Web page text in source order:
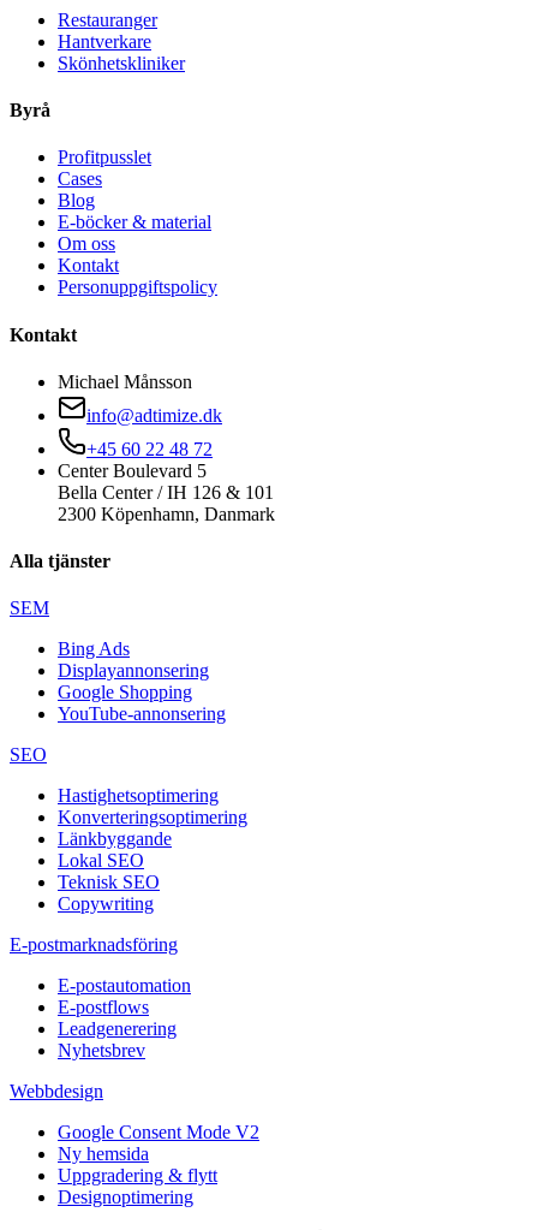
Restauranger
Hantverkare
Skönhetskliniker
Byrå
Profitpusslet
Cases
Blog
E-böcker & material
Om oss
Kontakt
Personuppgiftspolicy
Kontakt
Michael Månsson
info@adtimize.dk
+45 60 22 48 72
Center Boulevard 5
Bella Center / IH 126 & 101
2300 Köpenhamn, Danmark
Alla tjänster
SEM
Bing Ads
Displayannonsering
Google Shopping
YouTube-annonsering
SEO
Hastighetsoptimering
Konverteringsoptimering
Länkbyggande
Lokal SEO
Teknisk SEO
Copywriting
E-postmarknadsföring
E-postautomation
E-postflows
Leadgenerering
Nyhetsbrev
Webbdesign
Google Consent Mode V2
Ny hemsida
Uppgradering & flytt
Designoptimering